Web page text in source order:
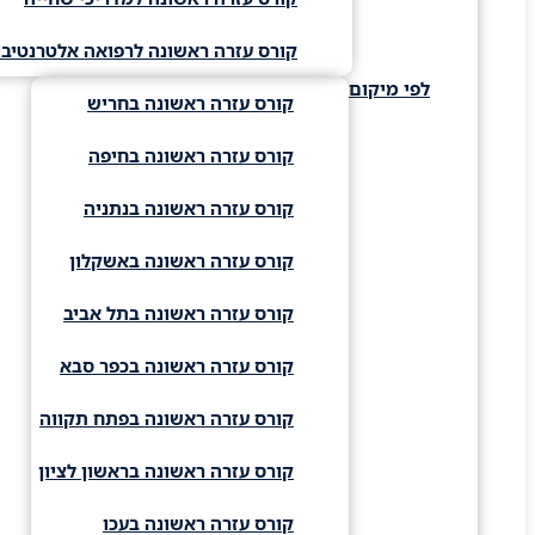
קורס עזרה ראשונה לרפואה
לפי מיקום
קורס עזרה ראשונה בחריש
קורס עזרה ראשונה בחיפה
קורס עזרה ראשונה בנתניה
קורס עזרה ראשונה באשקלון
קורס עזרה ראשונה בתל אביב
קורס עזרה ראשונה בכפר סבא
קורס עזרה ראשונה בפתח תקווה
קורס עזרה ראשונה בראשון לציון
קורס עזרה ראשונה בעכו